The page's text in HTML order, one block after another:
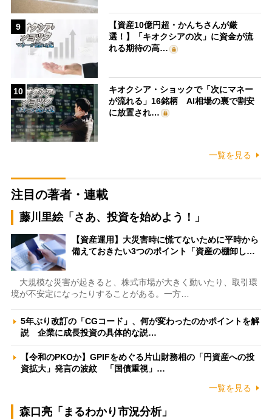
9
【資産10億円超・かんちさんが厳
選！】「キオクシアの次」に資金が流
れる期待の高…
10
キオクシア・ショックで「次にマネー
が流れる」16銘柄 AI相場の裏で割安
に放置され…
一覧を見る
注目の著者・連載
藤川里絵「さあ、投資を始めよう！」
【資産運用】大災害時に慌てないために平時から
備えておきたい3つのポイント「資産の棚卸し…
大規模な災害が起きると、株式市場が大きく動いたり、取引環
境が不安定になったりすることがある。一方…
5年ぶり改訂の「CGコード」、何が変わったのかポイントを解
説 企業に成長投資の具体的な説…
【令和のPKOか】GPIFをめぐる片山財務相の「円資産への投
資拡大」発言の波紋 「国債重視」…
一覧を見る
森口亮「まるわかり市況分析」